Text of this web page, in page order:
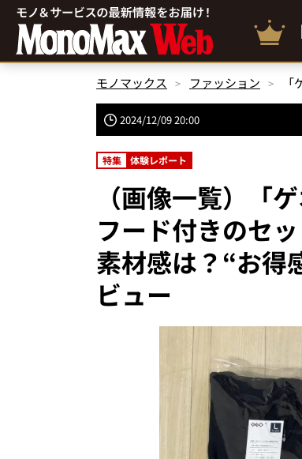
モノマックス ファッション
2024/12/09 20:00
特集 体験レポート
（画像一覧）「
フード付きのセ
素材感は？“お得
ビュー